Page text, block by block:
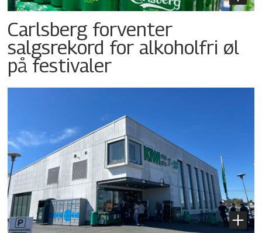
Carlsberg forventer
salgsrekord for alkoholfri øl
på festivaler